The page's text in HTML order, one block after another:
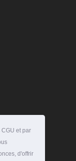
et par
d'offrir